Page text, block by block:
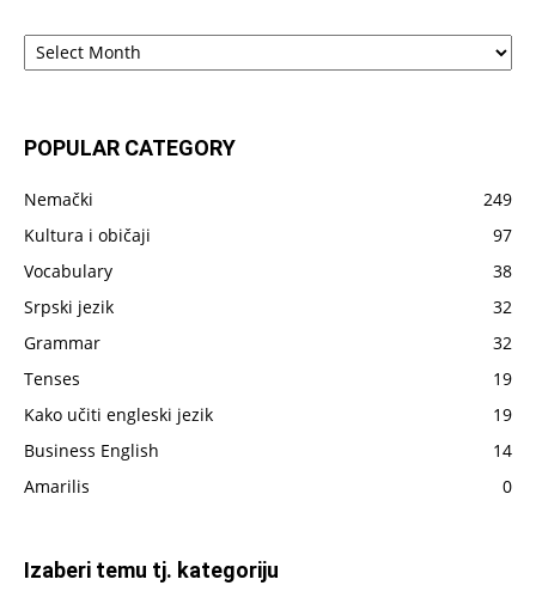
Vremeplov
do
napisano
POPULAR CATEGORY
Nemački
249
Kultura i običaji
97
Vocabulary
38
Srpski jezik
32
Grammar
32
Tenses
19
Kako učiti engleski jezik
19
Business English
14
Amarilis
0
Izaberi temu tj. kategoriju